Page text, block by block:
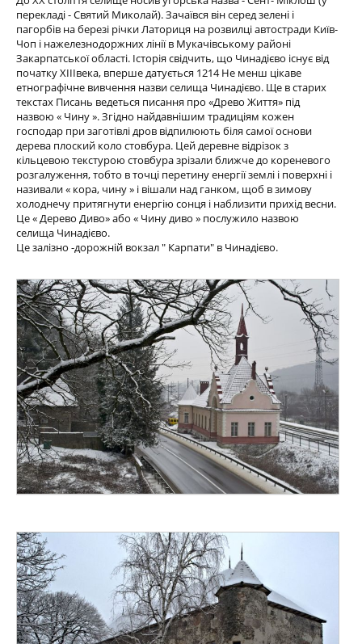
перекладі - Святий Миколай). Зачаївся він серед зелені і
пагорбів на березі річки Латориця на розвилці автостради Київ-
Чоп і нажелезнодоржних лінії в Мукачівському районі
Закарпатської області. Історія свідчить, що Чинадієво існує від
початку XIIIвека, вперше датується 1214 Не менш цікаве
етнографічне вивчення назви селища Чинадієво. Ще в старих
текстах Писань ведеться писання про «Древо Життя» під
назвою « Чину ». Згідно найдавнішим традиціям кожен
господар при заготівлі дров відпилюють біля самої основи
дерева плоский коло стовбура. Цей деревне відрізок з
кільцевою текстурою стовбура зрізали ближче до кореневого
розгалуження, тобто в точці перетину енергії землі і поверхні і
називали « кора, чину » і вішали над ганком, щоб в зимову
холоднечу притягнути енергію сонця і наблизити прихід весни.
Це « Дерево Диво» або « Чину диво » послужило назвою
селища Чинадієво.
Це залізно -дорожній вокзал " Карпати" в Чинадієво.